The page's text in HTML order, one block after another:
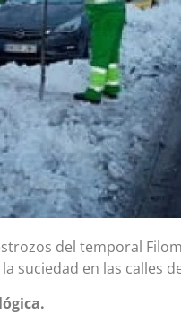
del temporal
suciedad en las calles